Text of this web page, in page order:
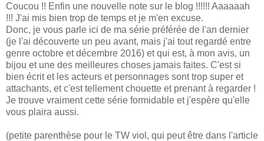
Coucou !! Enfin une nouvelle note sur le blog !!!!!! Aaaaaah
!!! J'ai mis bien trop de temps et je m'en excuse.
Donc, je vous parle ici de ma série préférée de l'an dernier
(je l'ai découverte un peu avant, mais j'ai tout regardé entre
genre octobre et décembre 2016) et qui est, à mon avis, un
bijou et une des meilleures choses jamais faites. C'est si
bien écrit et les acteurs et personnages sont trop super et
attachants, et c'est tellement chouette et prenant à regarder !
Je trouve vraiment cette série formidable et j'espère qu'elle
vous plaira aussi.
(petite parenthèse pour le TW viol, qui peut être dans l'article